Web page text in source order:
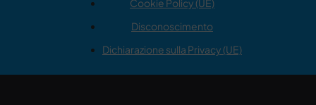
Cookie Policy (UE)
Disconoscimento
Dichiarazione sulla Privacy (UE)